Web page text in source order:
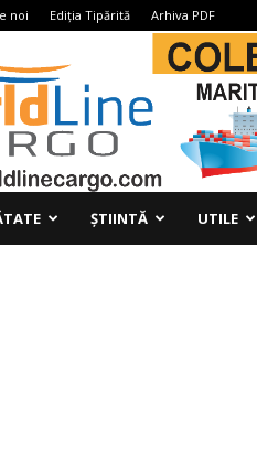
noi Ediția Tipărită Arhiva PDF
ȘTIINTĂ UTILE